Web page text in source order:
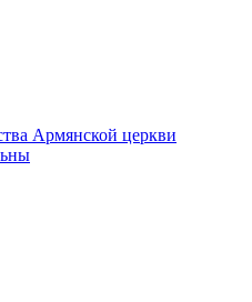
Армянской церкви